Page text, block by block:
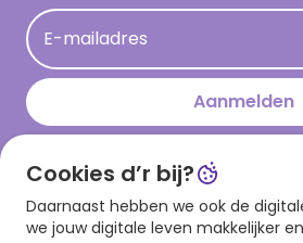
Acties
Persberichten
Hallmark en Kinderpostzegels
E-mailadres
Aanmelden
Download onze app
Cookies d’r bij?
Daarnaast hebben we ook de
we jouw digitale leven makkelijker